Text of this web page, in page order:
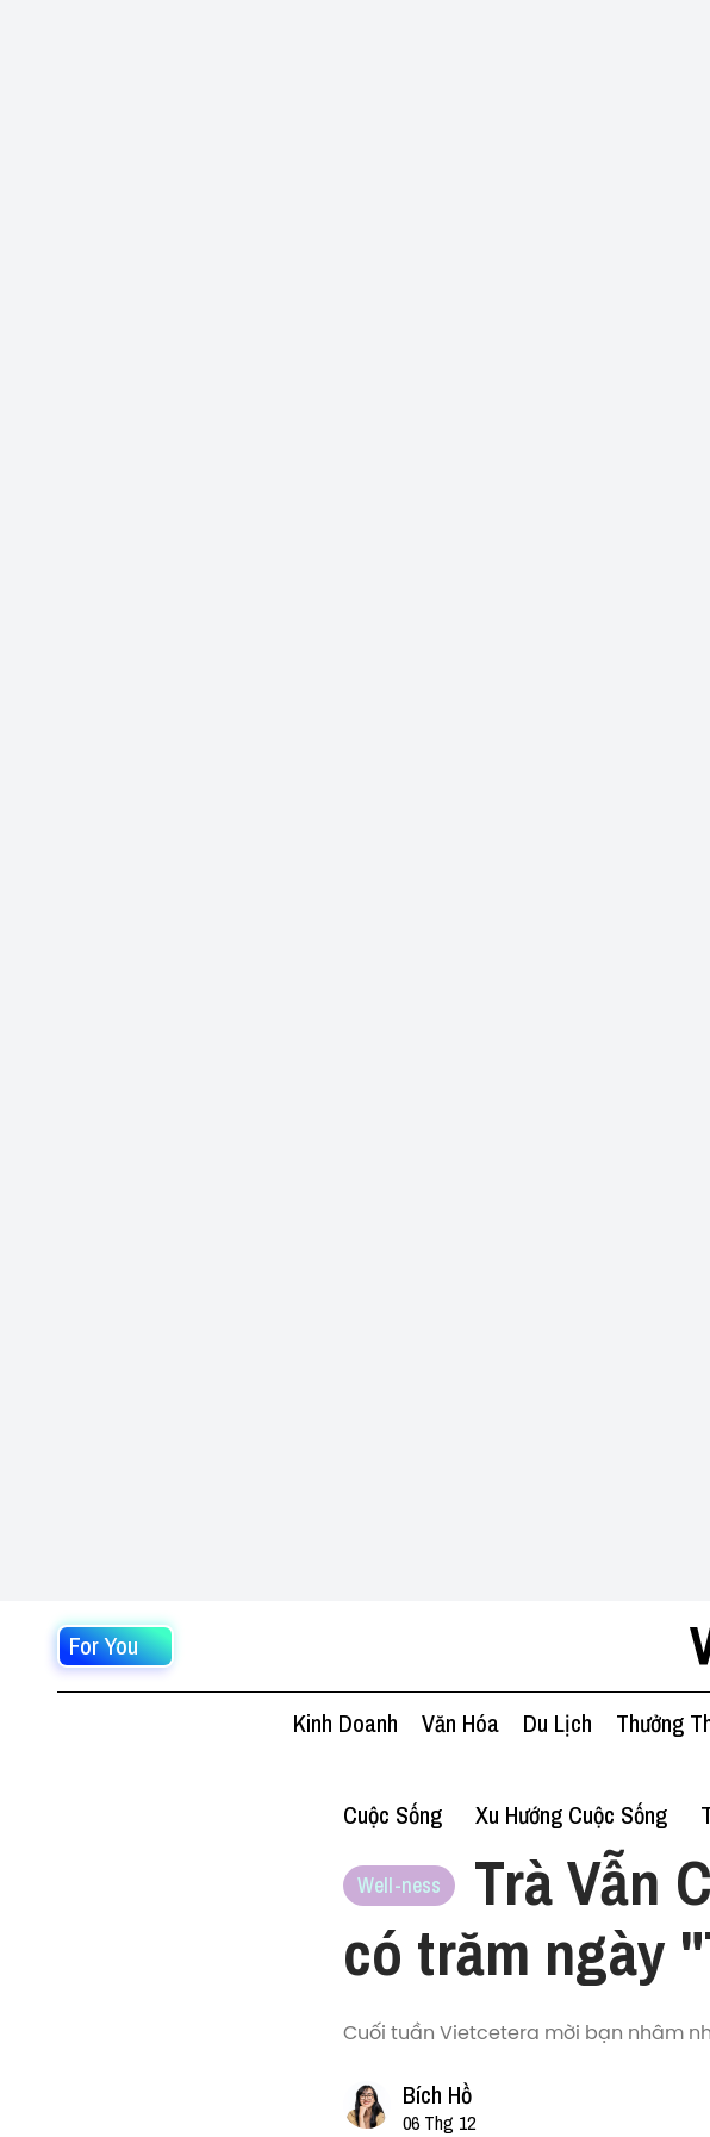
For You
Kinh Doanh Văn Hóa Du Lịch Thưởng
Cuộc Sống Xu Hướng Cuộc Sống
Well-ness
Trà Vẫn
có trăm ngày
Cuối tuần Vietcetera mời bạn nhâm
Bích Hồ
06 Thg 12